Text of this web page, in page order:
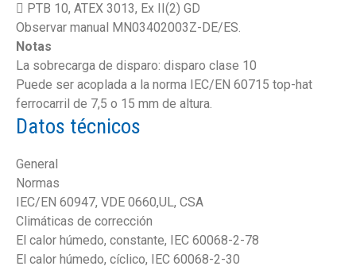
 PTB 10, ATEX 3013, Ex II(2) GD
Observar manual MN03402003Z-DE/ES.
Notas
La sobrecarga de disparo: disparo clase 10
Puede ser acoplada a la norma IEC/EN 60715 top-hat
ferrocarril de 7,5 o 15 mm de altura.
Datos técnicos
General
Normas
IEC/EN 60947, VDE 0660,UL, CSA
Climáticas de corrección
El calor húmedo, constante, IEC 60068-2-78
El calor húmedo, cíclico, IEC 60068-2-30